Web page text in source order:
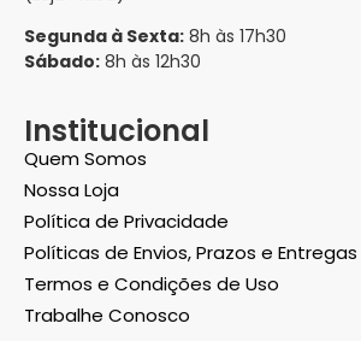
Segunda à Sexta: 8h às 17h30
Sábado: 8h às 12h30
Institucional
Quem Somos
Nossa Loja
Política de Privacidade
Políticas de Envios, Prazos e Entregas
Termos e Condições de Uso
Trabalhe Conosco